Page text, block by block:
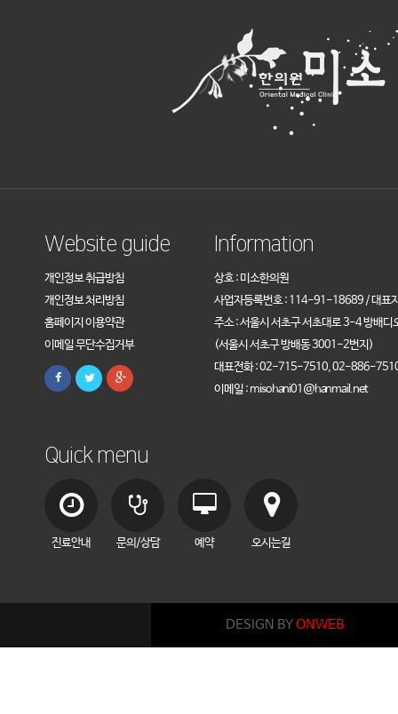
Website guide
개인정보 취급방침
개인정보 처리방침
홈페이지 이용약관
이메일 무단수집거부
Information
상호 : 미소한의원
사업자등록번호 : 114-91-18689 / 대표
주소 : 서울시 서초구 서초대로 3-4 방배
(서울시 서초구 방배동 3001-2번지)
대표전화 : 02-715-7510, 02-886-
이메일 : misohani01@hanmail.net
Quick menu
진료안내 문의/상담 예약 오시는길
DESIGN BYONWEB